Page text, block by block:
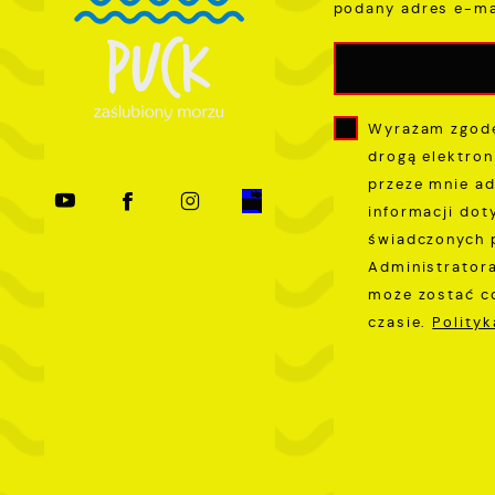
podany adres e-
Wyrażam
drogą
przeze mnie
informacji
świadczonych
Administratora
może zostać
czasie.